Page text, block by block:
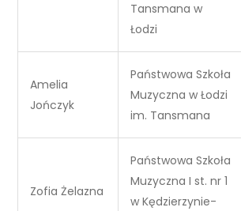
Tansmana w
Łodzi
Amelia
Jończyk
Państwowa Szkoła
Muzyczna w Łodzi
im. Tansmana
Zofia Żelazna
Państwowa Szkoła
Muzyczna I st. nr 1
w Kędzierzynie-